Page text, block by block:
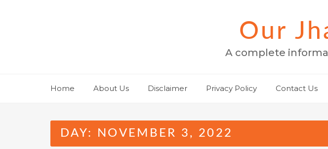
Our
A complete
Home About Us Disclaimer Privacy Policy Contact Us
DAY: NOVEMBER 3, 2022